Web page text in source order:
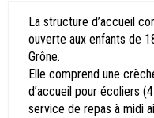
La structure d’accueil
ouverte aux enfants de
Grône.
Elle comprend une
d’accueil pour écoliers
service de repas à midi